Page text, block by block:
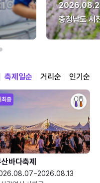
충청남도 서
축제일순 거리순 인기순
최중
바다축제